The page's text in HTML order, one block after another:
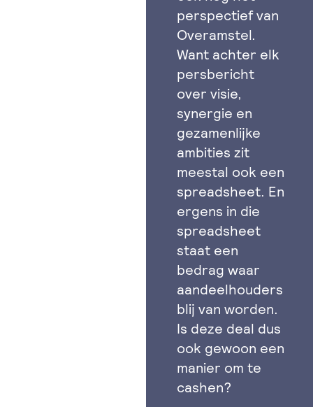
perspectief van
Overamstel.
Want achter elk
persbericht
over visie,
synergie en
gezamenlijke
ambities zit
meestal ook een
spreadsheet. En
ergens in die
spreadsheet
staat een
bedrag waar
aandeelhouders
blij van worden.
Is deze deal dus
ook gewoon een
manier om te
cashen?